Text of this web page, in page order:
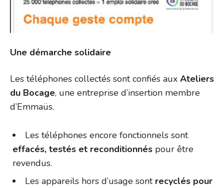
Une démarche solidaire
Les téléphones collectés sont confiés aux Ateliers
du Bocage, une entreprise d’insertion membre
d’Emmaüs.
Les téléphones encore fonctionnels sont
effacés, testés et reconditionnés pour être
revendus.
Les appareils hors d’usage sont recyclés pour